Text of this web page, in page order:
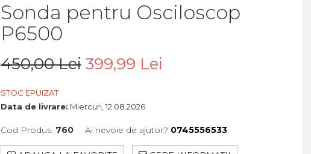
Sonda pentru Osciloscop
P6500
450,00 Lei 399,99 Lei
STOC EPUIZAT
Data de livrare: Miercuri, 12.08.2026
Cod Produs: 760 Ai nevoie de ajutor? 0745556533